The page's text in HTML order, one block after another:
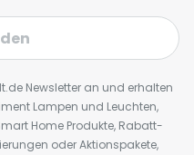
Newsletter an und erhalten
Lampen und Leuchten,
Home Produkte, Rabatt-
oder Aktionspakete,